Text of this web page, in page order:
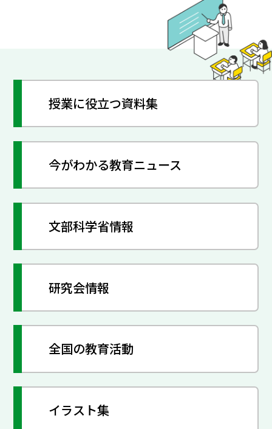
授業に役立つ資料集
今がわかる教育ニュース
文部科学省情報
研究会情報
全国の教育活動
イラスト集